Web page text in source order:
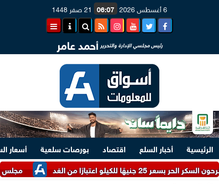
6 أغسطس 2026 06:07 21 صفر 1448
رئيس مجلسي الإدارة والتحرير أحمد عامر
الرئيسية أخبار السلع اقتصاد بورصات سلعية
أسعار
مجلس الوزراء يستعرض
من الغد